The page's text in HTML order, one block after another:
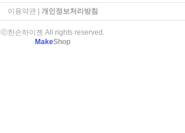
이용약관| 개인정보처리방침
ⓒ한손하이젠 All rights reserved.
MakeShop